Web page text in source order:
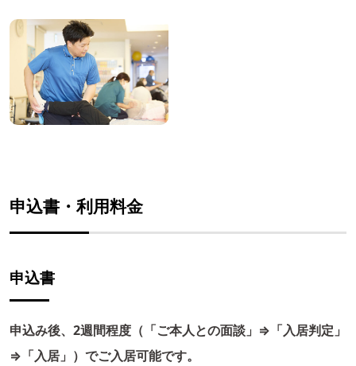
申込書・利用料金
申込書
申込み後、2週間程度（「ご本人との面談」⇒「入居判定」
⇒「入居」）でご入居可能です。